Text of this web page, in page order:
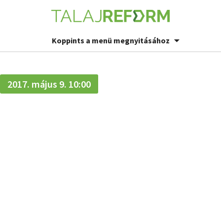
Koppints a menü megnyitásához
2017. május 9. 10:00